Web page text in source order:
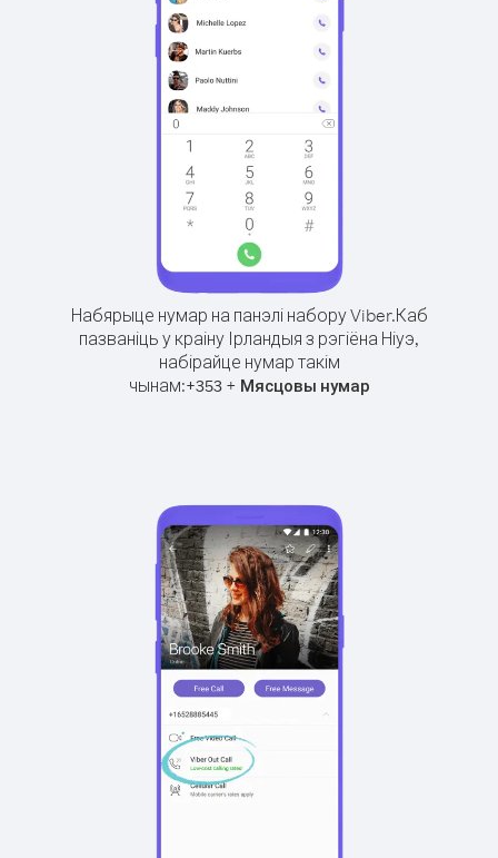
Набярыце нумар на панэлі набору Viber.Каб
пазваніць у краіну Ірландыя з рэгіёна Ніуэ,
набірайце нумар такім
чынам:+353+ Мясцовы нумар